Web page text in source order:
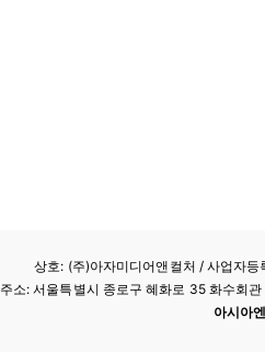
상호: (주)아자미디어앤컬처 /사업자
주소: 서울특별시 종로구 혜화로 35 화수회
아시아